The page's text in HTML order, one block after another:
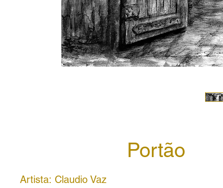
Portão
Artista: Claudio Vaz